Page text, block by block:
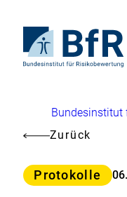
Seiteninhalt
springenStartseite
von
Bundesinstitut
Zurück
Kategorie
Protokolle